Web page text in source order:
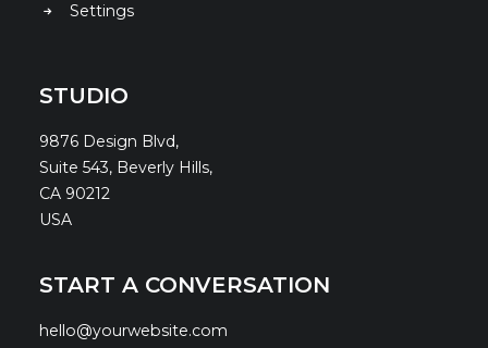
Settings
STUDIO
9876 Design Blvd,
Suite 543, Beverly Hills,
CA 90212
USA
START A CONVERSATION
hello@yourwebsite.com